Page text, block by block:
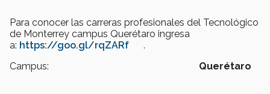
Para conocer las carreras profesionales del Tecnológico
de Monterrey campus Querétaro ingresa
a: https://goo.gl/rqZARf .
Campus:
Querétaro